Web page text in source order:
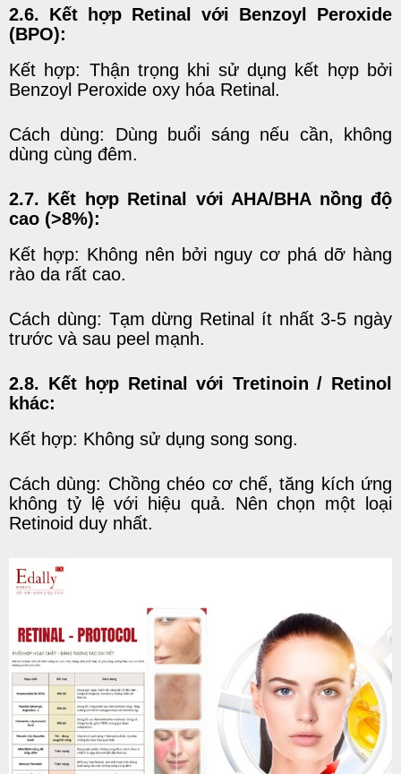
2.6. Kết hợp Retinal với Benzoyl Peroxide
(BPO):
Kết hợp: Thận trọng khi sử dụng kết hợp bởi
Benzoyl Peroxide oxy hóa Retinal.
Cách dùng: Dùng buổi sáng nếu cần, không
dùng cùng đêm.
2.7. Kết hợp Retinal với AHA/BHA nồng độ
cao (>8%):
Kết hợp: Không nên bởi nguy cơ phá dỡ hàng
rào da rất cao.
Cách dùng: Tạm dừng Retinal ít nhất 3-5 ngày
trước và sau peel mạnh.
2.8. Kết hợp Retinal với Tretinoin / Retinol
khác:
Kết hợp: Không sử dụng song song.
Cách dùng: Chồng chéo cơ chế, tăng kích ứng
không tỷ lệ với hiệu quả. Nên chọn một loại
Retinoid duy nhất.